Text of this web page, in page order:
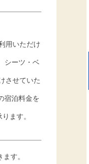
用いただけ
シーツ・ベ
させていた
宿泊料金を
ます。
す。